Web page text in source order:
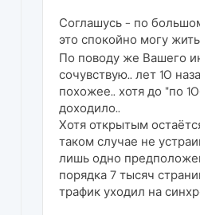
Соглашусь - по
это спокойно могу
По поводу же Вашего
сочувствую.. лет 10
похожее.. хотя до "по
доходило..
Хотя открытым
таком случае не
лишь одно
порядка 7 тысяч
трафик уходил на